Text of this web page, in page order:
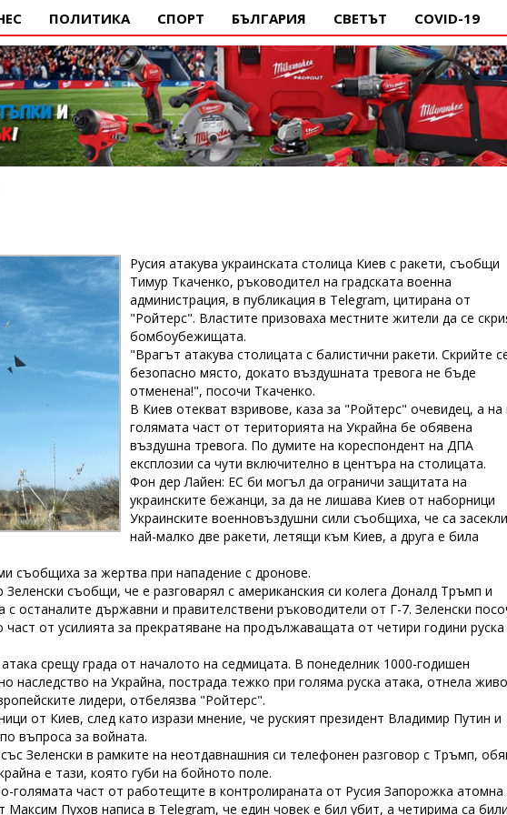
ПОЛИТИКА СПОРТ БЪЛГАРИЯ СВЕТЪТ COVID-19
Русия атакува украинската столица Киев с ракети, съобщи
Тимур Ткаченко, ръководител на градската военна
администрация, в публикация в Telegram, цитирана от
"Ройтерс". Властите призоваха местните жители да се
бомбоубежищата.
"Врагът атакува столицата с балистични ракети. Скрийте
безопасно място, докато въздушната тревога не бъде
отменена!", посочи Ткаченко.
В Киев отекват взривове, каза за "Ройтерс" очевидец, а на
голямата част от територията на Украйна бе обявена
въздушна тревога. По думите на кореспондент на ДПА
експлозии са чути включително в центъра на столицата.
Фон дер Лайен: ЕС би могъл да ограничи защитата на
украинските бежанци, за да не лишава Киев от наборници
Украинските военновъздушни сили съобщиха, че са засекли
най-малко две ракети, летящи към Киев, а друга е била
съобщиха за жертва при нападение с дронове.
съобщи, че е разговарял с американския си колега Доналд Тръмп и
останалите държавни и правителствени ръководители от Г-7. Зеленски
от усилията за прекратяване на продължаващата от четири години руска
срещу града от началото на седмицата. В понеделник 1000-годишен
наследство на Украйна, пострада тежко при голяма руска атака, отнела
лидери, отбелязва "Ройтерс".
от Киев, след като изрази мнение, че руският президент Владимир Путин и
въпроса за войната.
Зеленски в рамките на неотдавнашния си телефонен разговор с Тръмп,
е тази, която губи на бойното поле.
голямата част от работещите в контролираната от Русия Запорожка атомна
Пухов написа в Telegram, че един човек е бил убит, а четирима са